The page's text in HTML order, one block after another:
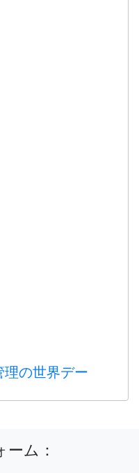
の世界デー
ム：